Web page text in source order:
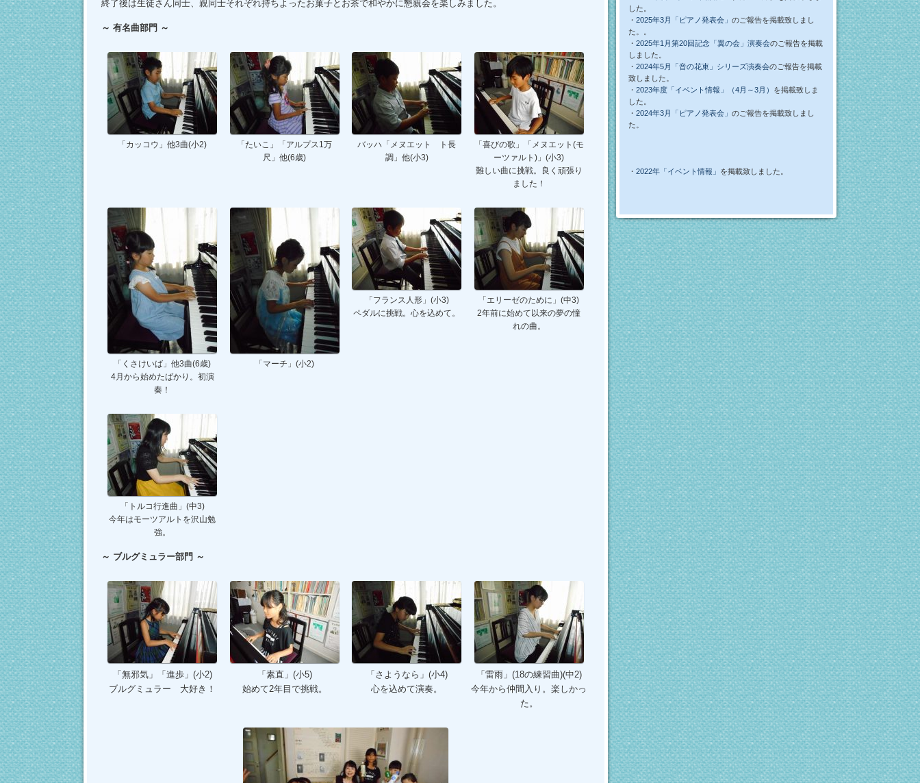
終了後は生徒さん同士、親同士それぞれ持ちよったお菓子とお茶で和やかに懇親会を楽しみました。
～ 有名曲部門 ～
「カッコウ」他3曲(小2)
「たいこ」「アルプス1万
尺」他(6歳)
バッハ「メヌエット ト長
調」他(小3)
「喜びの歌」「メヌエット(モ
ーツァルト)」(小3)
難しい曲に挑戦。良く頑張り
ました！
「くさけいば」他3曲(6歳)
4月から始めたばかり。初演
奏！
「マーチ」(小2)
「フランス人形」(小3)
ペダルに挑戦。心を込めて。
「エリーゼのために」(中3)
2年前に始めて以来の夢の憧
れの曲。
「トルコ行進曲」(中3)
今年はモーツアルトを沢山勉
強。
～ ブルグミュラー部門 ～
「無邪気」「進歩」(小2)
ブルグミュラー 大好き！
「素直」(小5)
始めて2年目で挑戦。
「さようなら」(小4)
心を込めて演奏。
「雷雨」(18の練習曲)(中2)
今年から仲間入り。楽しかっ
た。
した。
・2025年3月「ピアノ発表会」のご報告を掲載致しまし
た。。
・2025年1月第20回記念「翼の会」演奏会のご報告を掲載
しました。
・2024年5月「音の花束」シリーズ演奏会のご報告を掲載
致しました。
・2023年度「イベント情報」（4月～3月） を掲載致しま
した。
・2024年3月「ピアノ発表会」のご報告を掲載致しまし
た。
・2022年「イベント情報」 を掲載致しました。